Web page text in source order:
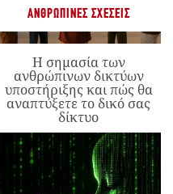
ΑΝΘΡΏΠΙΝΕΣ ΣΧΈΣΕΙΣ
Η σημασία των
ανθρώπινων δικτύων
υποστήριξης και πώς θα
αναπτύξετε το δικό σας
δίκτυο